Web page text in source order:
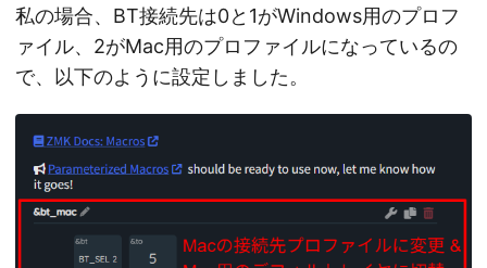
私の場合、BT接続先は0と1がWindows用のプロフ
ァイル、2がMac用のプロファイルになっているの
で、以下のように設定しました。